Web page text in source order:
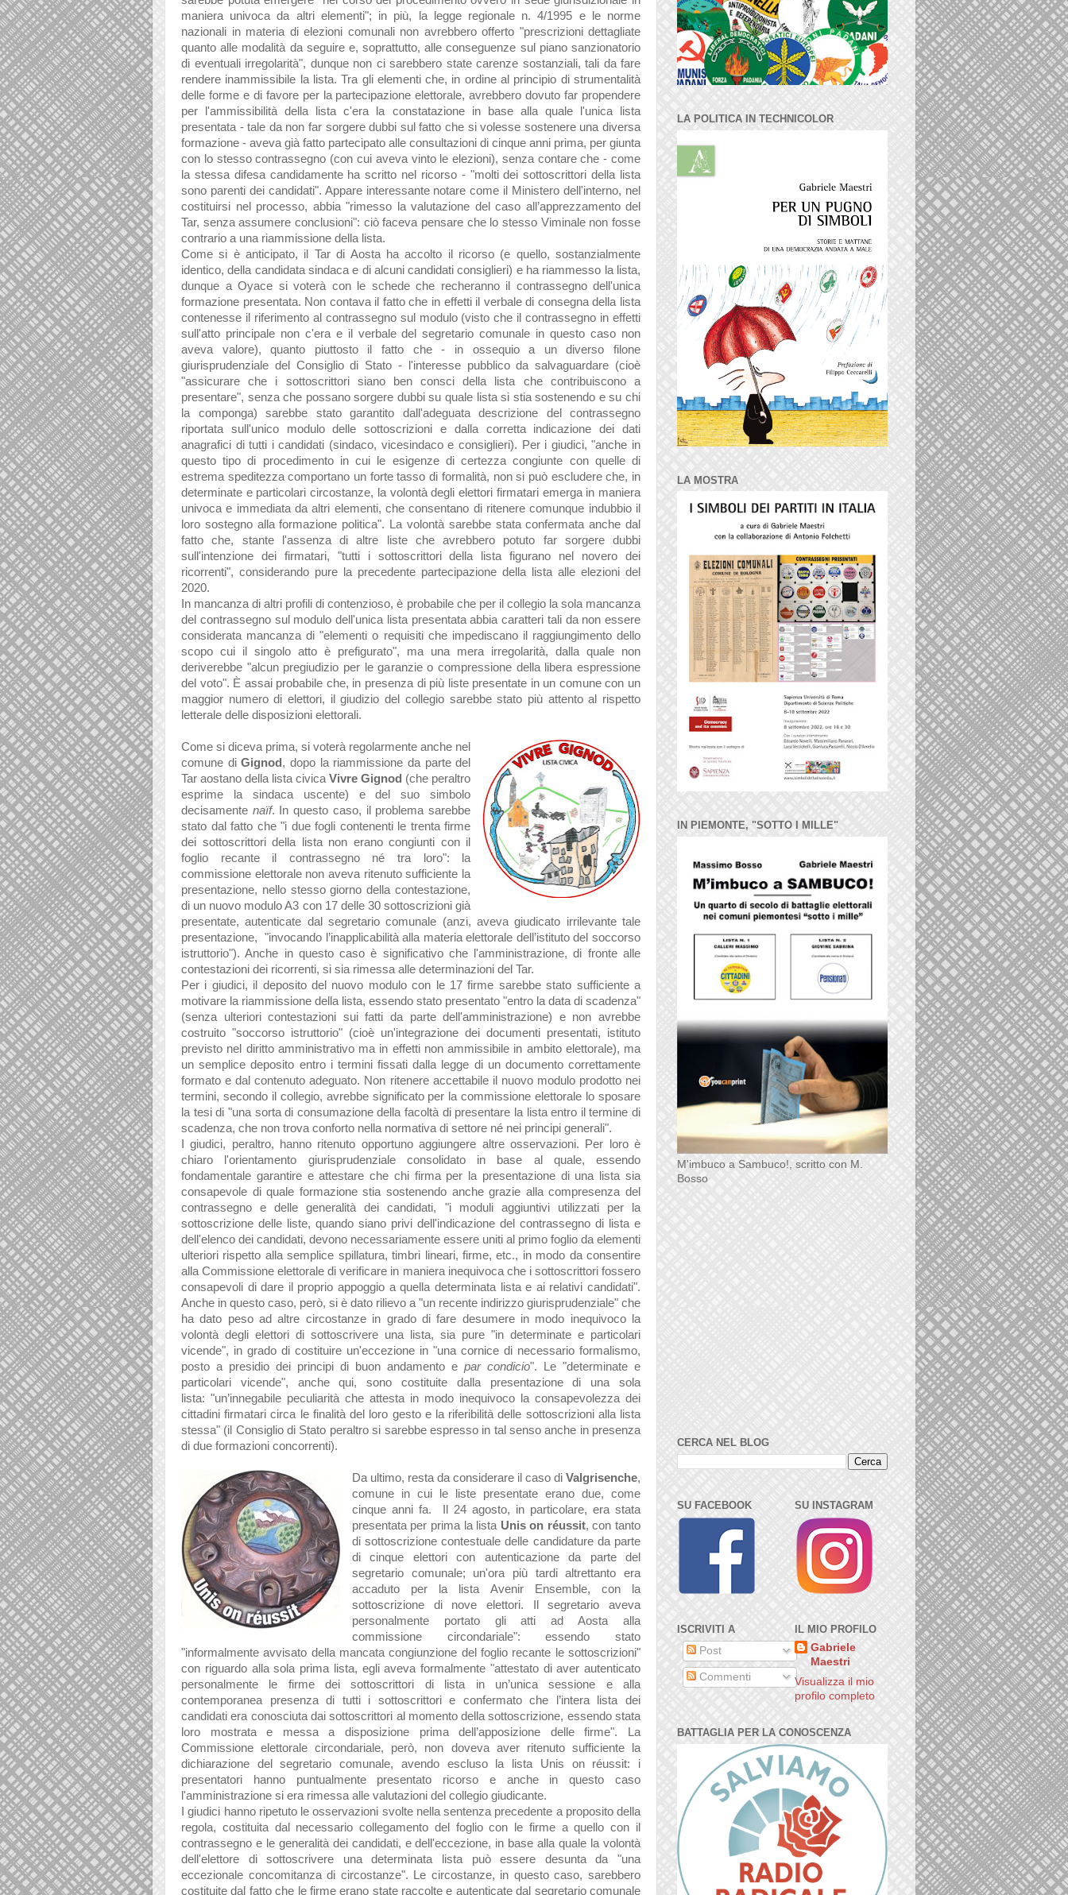
maniera univoca da altri elementi"; in più, la legge regionale n. 4/1995 e le norme
nazionali in materia di elezioni comunali non avrebbero offerto "prescrizioni dettagliate
quanto alle modalità da seguire e, soprattutto, alle conseguenze sul piano sanzionatorio
di eventuali irregolarità", dunque non ci sarebbero state carenze sostanziali, tali da fare
rendere inammissibile la lista. Tra gli elementi che, in ordine al principio di strumentalità
delle forme e di favore per la partecipazione elettorale, avrebbero dovuto far propendere
per l'ammissibilità della lista c'era la constatazione in base alla quale l'unica lista
presentata - tale da non far sorgere dubbi sul fatto che si volesse sostenere una diversa
formazione - aveva già fatto partecipato alle consultazioni di cinque anni prima, per giunta
con lo stesso contrassegno (con cui aveva vinto le elezioni), senza contare che - come
la stessa difesa candidamente ha scritto nel ricorso - "molti dei sottoscrittori della lista
sono parenti dei candidati". Appare interessante notare come il Ministero dell'interno, nel
costituirsi nel processo, abbia "rimesso la valutazione del caso all’apprezzamento del
Tar, senza assumere conclusioni": ciò faceva pensare che lo stesso Viminale non fosse
contrario a una riammissione della lista.
Come si è anticipato, il Tar di Aosta ha accolto il ricorso (e quello, sostanzialmente
identico, della candidata sindaca e di alcuni candidati consiglieri) e ha riammesso la lista,
dunque a Oyace si voterà con le schede che recheranno il contrassegno dell'unica
formazione presentata. Non contava il fatto che in effetti il verbale di consegna della lista
contenesse il riferimento al contrassegno sul modulo (visto che il contrassegno in effetti
sull'atto principale non c'era e il verbale del segretario comunale in questo caso non
aveva valore), quanto piuttosto il fatto che - in ossequio a un diverso filone
giurisprudenziale del Consiglio di Stato - l'interesse pubblico da salvaguardare (cioè
"assicurare che i sottoscrittori siano ben consci della lista che contribuiscono a
presentare", senza che possano sorgere dubbi su quale lista si stia sostenendo e su chi
la componga) sarebbe stato garantito dall'adeguata descrizione del contrassegno
riportata sull'unico modulo delle sottoscrizioni e dalla corretta indicazione dei dati
anagrafici di tutti i candidati (sindaco, vicesindaco e consiglieri). Per i giudici, "anche in
questo tipo di procedimento in cui le esigenze di certezza congiunte con quelle di
estrema speditezza comportano un forte tasso di formalità, non si può escludere che, in
determinate e particolari circostanze, la volontà degli elettori firmatari emerga in maniera
univoca e immediata da altri elementi, che consentano di ritenere comunque indubbio il
loro sostegno alla formazione politica". La volontà sarebbe stata confermata anche dal
fatto che, stante l'assenza di altre liste che avrebbero potuto far sorgere dubbi
sull'intenzione dei firmatari, "tutti i sottoscrittori della lista figurano nel novero dei
ricorrenti", considerando pure la precedente partecipazione della lista alle elezioni del
2020.
In mancanza di altri profili di contenzioso, è probabile che per il collegio la sola mancanza
del contrassegno sul modulo dell'unica lista presentata abbia caratteri tali da non essere
considerata mancanza di "elementi o requisiti che impediscano il raggiungimento dello
scopo cui il singolo atto è prefigurato", ma una mera irregolarità, dalla quale non
deriverebbe "alcun pregiudizio per le garanzie o compressione della libera espressione
del voto". È assai probabile che, in presenza di più liste presentate in un comune con un
maggior numero di elettori, il giudizio del collegio sarebbe stato più attento al rispetto
letterale delle disposizioni elettorali.
Come si diceva prima, si voterà regolarmente anche nel
comune diGignod , dopo la riammissione da parte del
Tar aostano della lista civicaVivre Gignod (che peraltro
esprime la sindaca uscente) e del suo simbolo
decisamente naïf. In questo caso, il problema sarebbe
stato dal fatto che "i due fogli contenenti le trenta firme
dei sottoscrittori della lista non erano congiunti con il
foglio recante il contrassegno né tra loro": la
commissione elettorale non aveva ritenuto sufficiente la
presentazione, nello stesso giorno della contestazione,
di un nuovo modulo A3 con 17 delle 30 sottoscrizioni già
presentate, autenticate dal segretario comunale (anzi, aveva giudicato irrilevante tale
presentazione, "invocando l’inapplicabilità alla materia elettorale dell’istituto del soccorso
istruttorio"). Anche in questo caso è significativo che l'amministrazione, di fronte alle
contestazioni dei ricorrenti, si sia rimessa alle determinazioni del Tar.
Per i giudici, il deposito del nuovo modulo con le 17 firme sarebbe stato sufficiente a
motivare la riammissione della lista, essendo stato presentato "entro la data di scadenza"
(senza ulteriori contestazioni sui fatti da parte dell'amministrazione) e non avrebbe
costruito "soccorso istruttorio" (cioè un'integrazione dei documenti presentati, istituto
previsto nel diritto amministrativo ma in effetti non ammissibile in ambito elettorale), ma
un semplice deposito entro i termini fissati dalla legge di un documento correttamente
formato e dal contenuto adeguato. Non ritenere accettabile il nuovo modulo prodotto nei
termini, secondo il collegio, avrebbe significato per la commissione elettorale lo sposare
la tesi di "una sorta di consumazione della facoltà di presentare la lista entro il termine di
scadenza, che non trova conforto nella normativa di settore né nei principi generali".
I giudici, peraltro, hanno ritenuto opportuno aggiungere altre osservazioni. Per loro è
chiaro l'orientamento giurisprudenziale consolidato in base al quale, essendo
fondamentale garantire e attestare che chi firma per la presentazione di una lista sia
consapevole di quale formazione stia sostenendo anche grazie alla compresenza del
contrassegno e delle generalità dei candidati, "i moduli aggiuntivi utilizzati per la
sottoscrizione delle liste, quando siano privi dell'indicazione del contrassegno di lista e
dell'elenco dei candidati, devono necessariamente essere uniti al primo foglio da elementi
ulteriori rispetto alla semplice spillatura, timbri lineari, firme, etc., in modo da consentire
alla Commissione elettorale di verificare in maniera inequivoca che i sottoscrittori fossero
consapevoli di dare il proprio appoggio a quella determinata lista e ai relativi candidati".
Anche in questo caso, però, si è dato rilievo a "un recente indirizzo giurisprudenziale" che
ha dato peso ad altre circostanze in grado di fare desumere in modo inequivoco la
volontà degli elettori di sottoscrivere una lista, sia pure "in determinate e particolari
vicende", in grado di costituire un'eccezione in "una cornice di necessario formalismo,
posto a presidio dei principi di buon andamento e par condicio". Le "determinate e
particolari vicende", anche qui, sono costituite dalla presentazione di una sola
lista: "un’innegabile peculiarità che attesta in modo inequivoco la consapevolezza dei
cittadini firmatari circa le finalità del loro gesto e la riferibilità delle sottoscrizioni alla lista
stessa" (il Consiglio di Stato peraltro si sarebbe espresso in tal senso anche in presenza
di due formazioni concorrenti).
Da ultimo, resta da considerare il caso di Valgrisenche,
comune in cui le liste presentate erano due, come
cinque anni fa. Il 24 agosto, in particolare, era stata
presentata per prima la lista Unis on réussit, con tanto
di sottoscrizione contestuale delle candidature da parte
di cinque elettori con autenticazione da parte del
segretario comunale; un'ora più tardi altrettanto era
accaduto per la lista Avenir Ensemble, con la
sottoscrizione di nove elettori. Il segretario aveva
personalmente portato gli atti ad Aosta alla
commissione circondariale": essendo stato
"informalmente avvisato della mancata congiunzione del foglio recante le sottoscrizioni"
con riguardo alla sola prima lista, egli aveva formalmente "attestato di aver autenticato
personalmente le firme dei sottoscrittori di lista in un’unica sessione e alla
contemporanea presenza di tutti i sottoscrittori e confermato che l’intera lista dei
candidati era conosciuta dai sottoscrittori al momento della sottoscrizione, essendo stata
loro mostrata e messa a disposizione prima dell’apposizione delle firme". La
Commissione elettorale circondariale, però, non doveva aver ritenuto sufficiente la
dichiarazione del segretario comunale, avendo escluso la lista Unis on réussit: i
presentatori hanno puntualmente presentato ricorso e anche in questo caso
l'amministrazione si era rimessa alle valutazioni del collegio giudicante.
I giudici hanno ripetuto le osservazioni svolte nella sentenza precedente a proposito della
regola, costituita dal necessario collegamento del foglio con le firme a quello con il
contrassegno e le generalità dei candidati, e dell'eccezione, in base alla quale la volontà
dell'elettore di sottoscrivere una determinata lista può essere desunta da "una
eccezionale concomitanza di circostanze". Le circostanze, in questo caso, sarebbero
costituite dal fatto che le firme erano state raccolte e autenticate dal segretario comunale
LA POLITICA IN TECHNICOLOR
LA MOSTRA
IN PIEMONTE, "SOTTO I MILLE"
M'imbuco a Sambuco!, scritto con M.
Bosso
CERCA NEL BLOG
SU FACEBOOK
ISCRIVITI A
Post
Commenti
SU INSTAGRAM
IL MIO PROFILO
Gabriele
Maestri
Visualizza il mio
profilo completo
BATTAGLIA PER LA CONOSCENZA